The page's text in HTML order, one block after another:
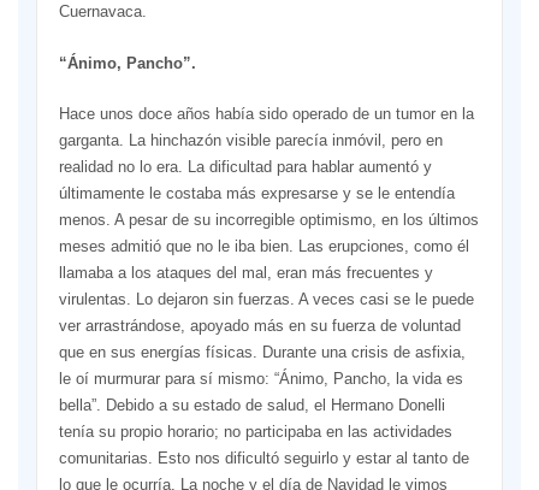
Cuernavaca.
“Ánimo, Pancho”.
Hace unos doce años había sido operado de un tumor en la
garganta. La hinchazón visible parecía inmóvil, pero en
realidad no lo era. La dificultad para hablar aumentó y
últimamente le costaba más expresarse y se le entendía
menos. A pesar de su incorregible optimismo, en los últimos
meses admitió que no le iba bien. Las erupciones, como él
llamaba a los ataques del mal, eran más frecuentes y
virulentas. Lo dejaron sin fuerzas. A veces casi se le puede
ver arrastrándose, apoyado más en su fuerza de voluntad
que en sus energías físicas. Durante una crisis de asfixia,
le oí murmurar para sí mismo: “Ánimo, Pancho, la vida es
bella”. Debido a su estado de salud, el Hermano Donelli
tenía su propio horario; no participaba en las actividades
comunitarias. Esto nos dificultó seguirlo y estar al tanto de
lo que le ocurría. La noche y el día de Navidad le vimos